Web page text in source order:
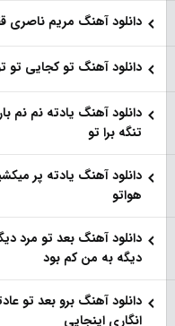
دانلود آهنگ مریم ناصری
دانلود آهنگ تو کجایی تو
دانلود آهنگ یادته نم نم
تنگه برا تو
دانلود آهنگ یادته پر
هواتو
دانلود آهنگ بعد تو مرد
دیگه به من کم بود
دانلود آهنگ برو بعد تو
انگاری اینجایی